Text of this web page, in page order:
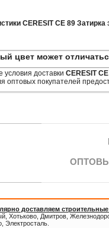
CERESIT CE 89
цвет может
условия доставки CERESIT
оптовых покупателей
доставляем
Хотьково, Дмитров,
Электросталь.